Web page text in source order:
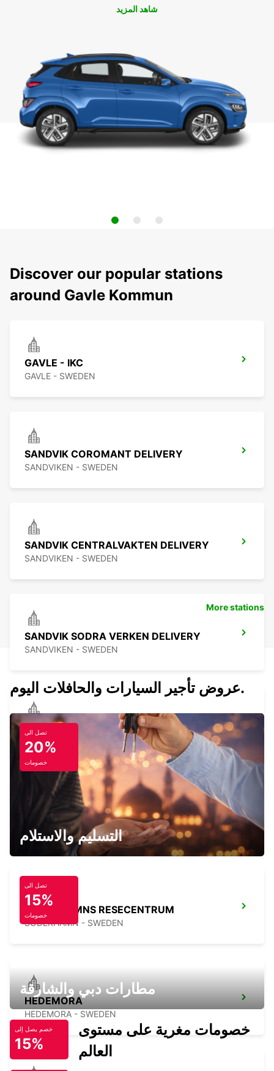
شاهد المزيد
Discover our popular stations
around Gavle Kommun
GAVLE - IKC
GAVLE - SWEDEN
SANDVIK COROMANT DELIVERY
SANDVIKEN - SWEDEN
SANDVIK CENTRALVAKTEN DELIVERY
SANDVIKEN - SWEDEN
SANDVIK SODRA VERKEN DELIVERY
SANDVIKEN - SWEDEN
SANDVIKEN
SANDVIKEN - SWEDEN
SODERHAMN - IKC -
SODERHAMN - SWEDEN
SODERHAMNS RESECENTRUM
SODERHAMN - SWEDEN
HEDEMORA
HEDEMORA - SWEDEN
More stations
عروض تأجير السيارات والحافلات اليوم.
تصل الى
20%
خصومات
التسليم والاستلام
تصل الى
15%
خصومات
مطارات دبي والشارقة
خصم يصل إلى
15%
خصومات مغرية على مستوى
العالم